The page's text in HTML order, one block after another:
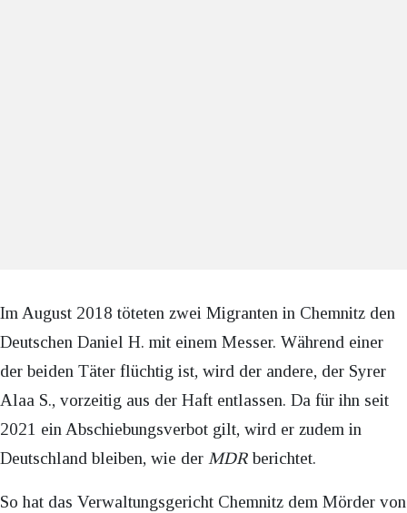
Im August 2018 töteten zwei Migranten in Chemnitz den
Deutschen Daniel H. mit einem Messer. Während einer
der beiden Täter flüchtig ist, wird der andere, der Syrer
Alaa S., vorzeitig aus der Haft entlassen. Da für ihn seit
2021 ein Abschiebungsverbot gilt, wird er zudem in
Deutschland bleiben, wie der MDRberichtet.
So hat das Verwaltungsgericht Chemnitz dem Mörder von